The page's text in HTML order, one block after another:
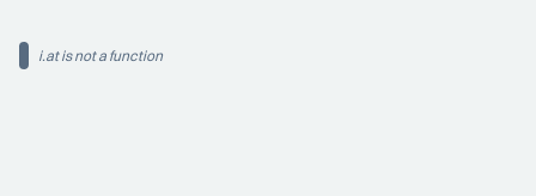
i.at is not a function